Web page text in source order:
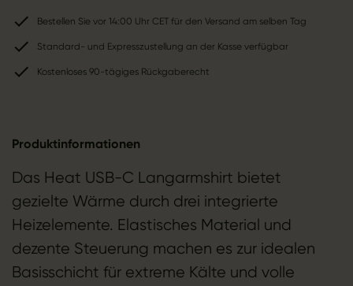
Bestellen Sie vor 14:00 Uhr CET für den Versand am selben Tag
Standard- und Expresszustellung an der Kasse verfügbar
Kostenloses 90-tägiges Rückgaberecht
Produktinformationen
Das Heat USB-C Langarmshirt bietet
gezielte Wärme durch drei integrierte
Heizelemente. Elastisches Material und
dezente Steuerung machen es zur idealen
Basisschicht für extreme Kälte und volle